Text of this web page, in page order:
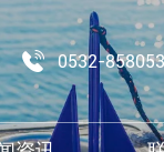
0532-